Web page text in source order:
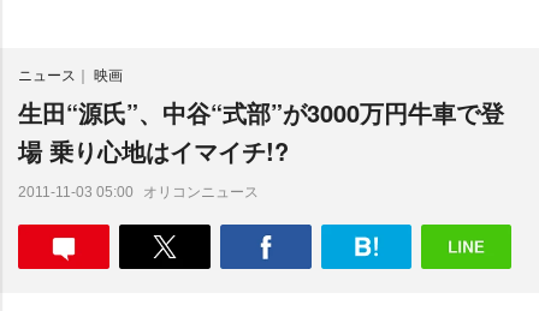
ニュース 映画
生田“源氏”、中谷“式部”が3000万円牛車で登
場 乗り心地はイマイチ!?
2011-11-03 05:00 オリコンニュース